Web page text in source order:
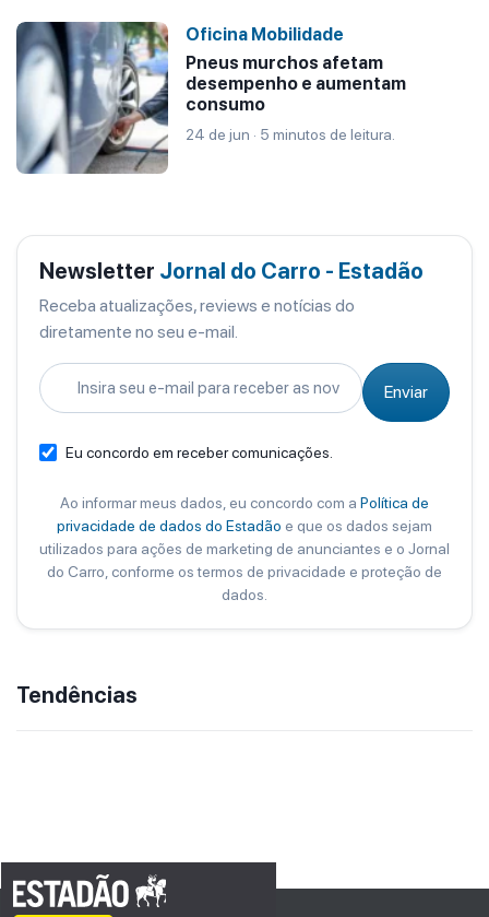
Oficina Mobilidade
Pneus murchos afetam
desempenho e aumentam
consumo
24 de jun · 5 minutos de leitura.
Newsletter Jornal do Carro - Estadão
Receba atualizações, reviews e notícias do
diretamente no seu e-mail.
Enviar
Eu concordo em receber comunicações.
Ao informar meus dados, eu concordo com a Política de
privacidade de dados do Estadão e que os dados sejam
utilizados para ações de marketing de anunciantes e o Jornal
do Carro, conforme os termos de privacidade e proteção de
dados.
Tendências